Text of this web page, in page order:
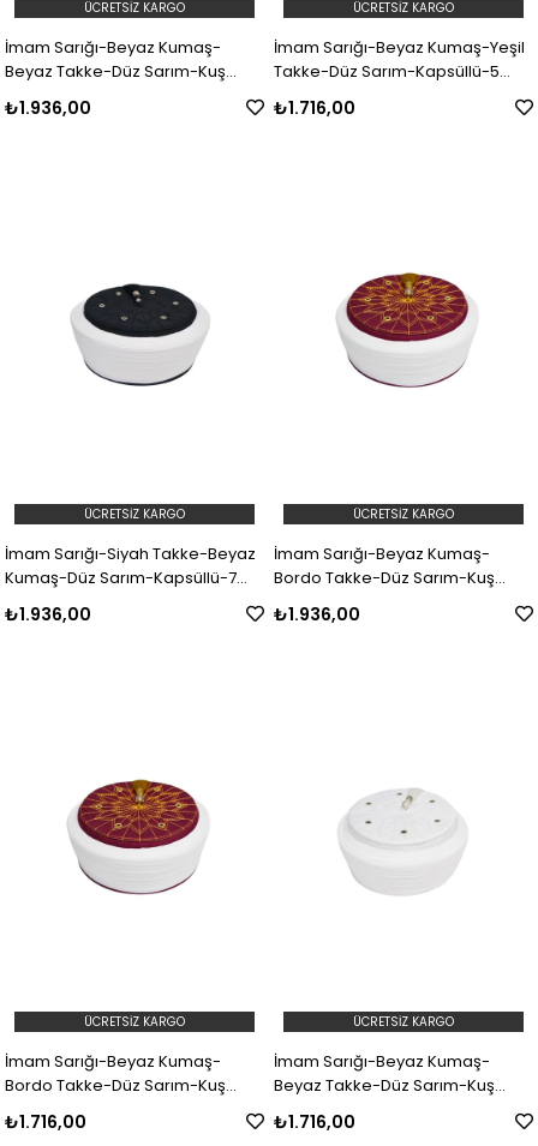
İmam Sarığı-Beyaz Kumaş-
Beyaz Takke-Düz Sarım-Kuş
₺1.936,00
ÜCRETSIZ KARGO
İmam Sarığı-Beyaz Kumaş-Yeşil
Takke-Düz Sarım-Kapsüllü-5
₺1.716,00
ÜCRETSIZ KARGO
İmam Sarığı-Siyah Takke-Beyaz
Kumaş-Düz Sarım-Kapsüllü-7
metre
₺1.936,00
ÜCRETSIZ KARGO
İmam Sarığı-Beyaz Kumaş-
Bordo Takke-Düz Sarım-Kuş
Gözlü-7 metre
₺1.936,00
ÜCRETSIZ KARGO
İmam Sarığı-Beyaz Kumaş-
Bordo Takke-Düz Sarım-Kuş
₺1.716,00
ÜCRETSIZ KARGO
İmam Sarığı-Beyaz Kumaş-
Beyaz Takke-Düz Sarım-Kuş
₺1.716,00
ÜCRETSIZ KARGO